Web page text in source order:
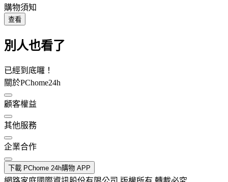
購物須知
查看
別人也看了
已經到底囉！
關於PChome24h
顧客權益
其他服務
企業合作
下載 PChome 24h購物 APP